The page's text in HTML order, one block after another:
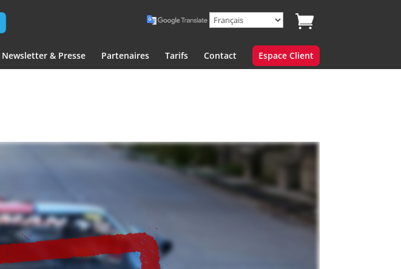
Newsletter & Presse Partenaires Tarifs Contact Espace Client